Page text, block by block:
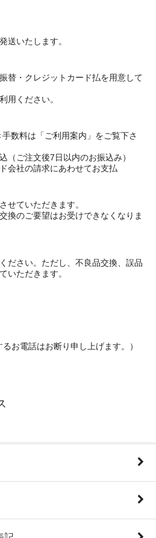
送いたします。
替・クレジットカード払を用意して
用ください。
数料は「ご利用案内」をご覧下さ
（ご注文後7日以内のお振込み）
会社の請求にあわせてお支払
せていただきます。
換のご要望はお受けできなくなりま
ださい。ただし、不良品交換、誤品
いただきます。
お電話はお断り申し上げます。）